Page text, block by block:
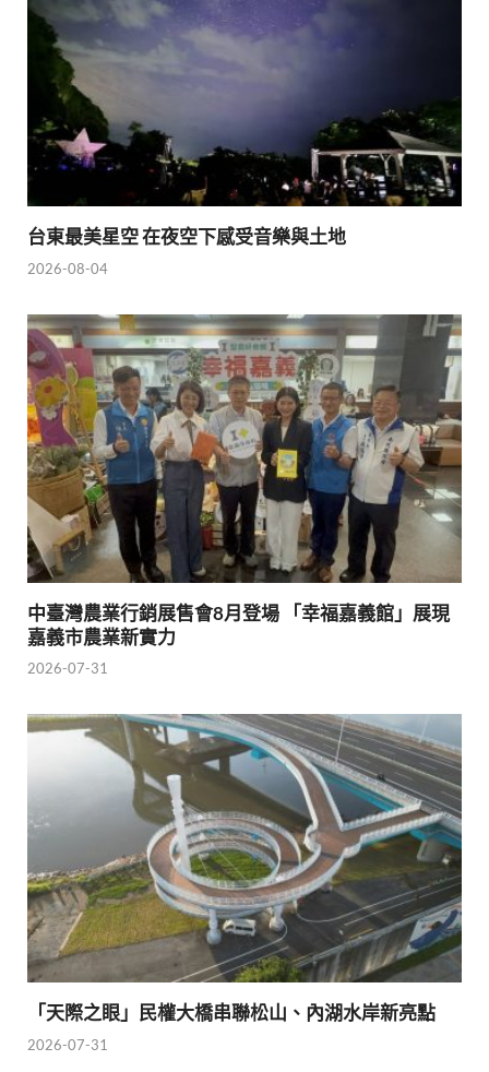
台東最美星空 在夜空下感受音樂與土地
2026-08-04
中臺灣農業行銷展售會8月登場 「幸福嘉義館」展現
嘉義市農業新實力
2026-07-31
「天際之眼」民權大橋串聯松山、內湖水岸新亮點
2026-07-31